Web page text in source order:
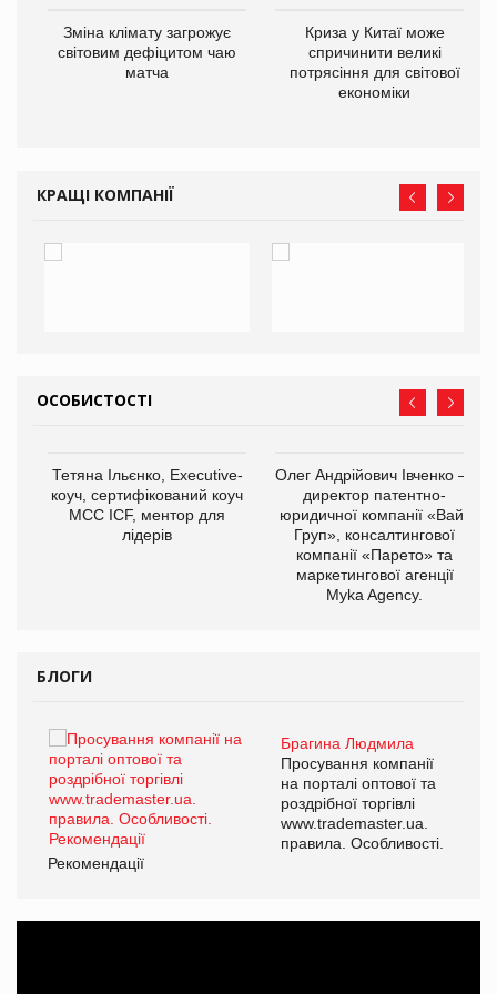
Зміна клімату загрожує
світовим дефіцитом чаю
матча
Криза у Китаї може
спричинити великі
потрясіння для світової
економіки
КРАЩІ КОМПАНІЇ
ОСОБИСТОСТІ
Тетяна Ільєнко, Executive-
коуч, сертифікований коуч
МСС ICF, ментор для
лідерів
Олег Андрійович Івченко —
директор патентно-
юридичної компанії «Вайз
Груп», консалтингової
компанії «Парето» та
маркетингової агенції
Myka Agency.
БЛОГИ
Брагина Людмила
Просування компанії
на порталі оптової та
роздрібної торгівлі
www.trademaster.ua.
правила. Особливості.
Рекомендації